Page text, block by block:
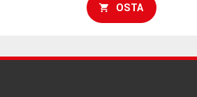
OSTA